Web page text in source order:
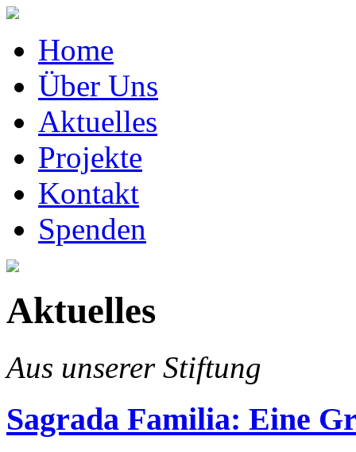
Home
Über Uns
Aktuelles
Projekte
Kontakt
Spenden
Aktuelles
Aus unserer Stiftung
Sagrada Familia: Eine